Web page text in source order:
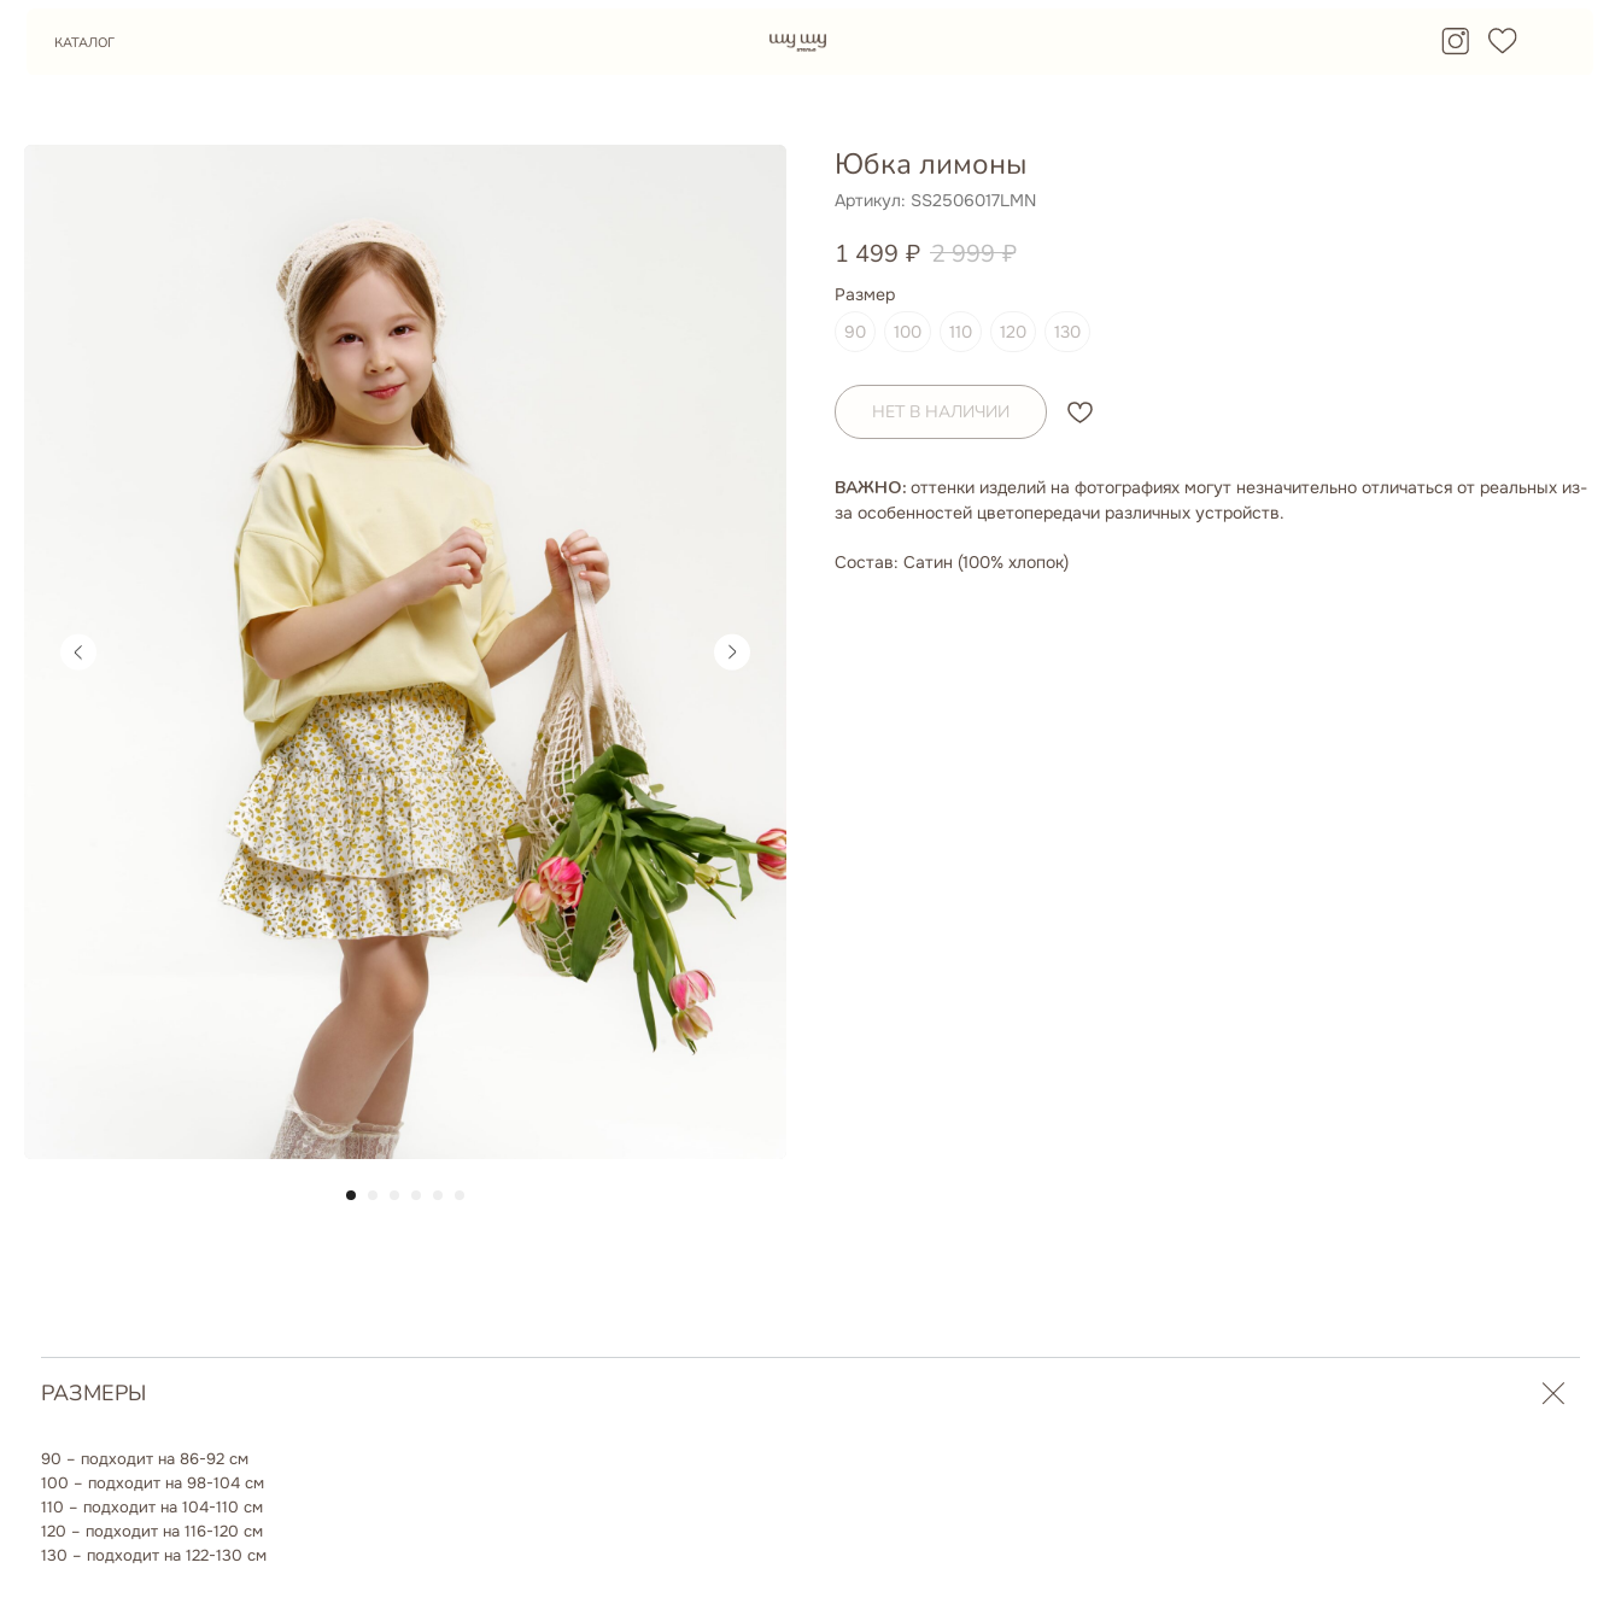
КАТАЛОГ
Юбка лимоны
Артикул: SS2506017LMN
1 499 ₽ 2 999 ₽
Размер
90
100 110 120 130
НЕТ В НАЛИЧИИ
ВАЖНО: оттенки изделий на фотографиях могут незначительно отличаться от реальных из-
за особенностей цветопередачи различных устройств.
Состав: Сатин (100% хлопок)
120 – подходит на 116-120 см
ДОСТАВКА
САМОВЫВОЗ